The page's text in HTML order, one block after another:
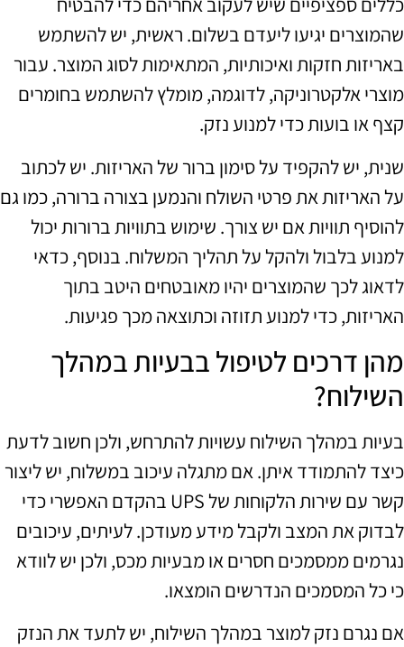
שהמוצרים יגיעו ליעדם בשלום. ראשית, יש להשתמש
באריזות חזקות ואיכותיות, המתאימות לסוג המוצר. עבור
מוצרי אלקטרוניקה, לדוגמה, מומלץ להשתמש בחומרים
קצף או בועות כדי למנוע נזק.
שנית, יש להקפיד על סימון ברור של האריזות. יש לכתוב
על האריזות את פרטי השולח והנמען בצורה ברורה, כמו גם
להוסיף תוויות אם יש צורך. שימוש בתוויות ברורות יכול
למנוע בלבול ולהקל על תהליך המשלוח. בנוסף, כדאי
לדאוג לכך שהמוצרים יהיו מאובטחים היטב בתוך
האריזות, כדי למנוע תזוזה וכתוצאה מכך פגיעות.
מהן דרכים לטיפול בבעיות במהלך
השילוח?
בעיות במהלך השילוח עשויות להתרחש, ולכן חשוב לדעת
כיצד להתמודד איתן. אם מתגלה עיכוב במשלוח, יש ליצור
קשר עם שירות הלקוחות של UPS בהקדם האפשרי כדי
לבדוק את המצב ולקבל מידע מעודכן. לעיתים, עיכובים
נגרמים ממסמכים חסרים או מבעיות מכס, ולכן יש לוודא
כי כל המסמכים הנדרשים הומצאו.
אם נגרם נזק למוצר במהלך השילוח, יש לתעד את הנזק